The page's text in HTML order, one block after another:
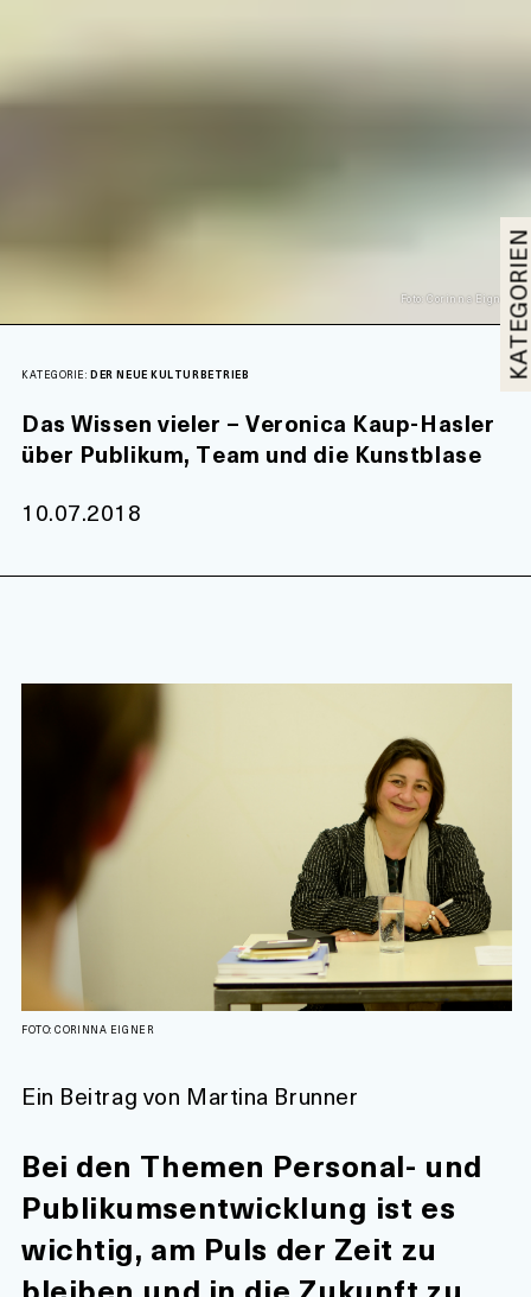
Foto: Corinna Eigner
KATEGORIE:DER NEUE KULTURBETRIEB
Das Wissen vieler – Veronica Kaup-Hasler
über Publikum, Team und die Kunstblase
10.07.2018
FOTO: CORINNA EIGNER
Ein Beitrag von Martina Brunner
Bei den Themen Personal- und
Publikumsentwicklung ist es
wichtig, am Puls der Zeit zu